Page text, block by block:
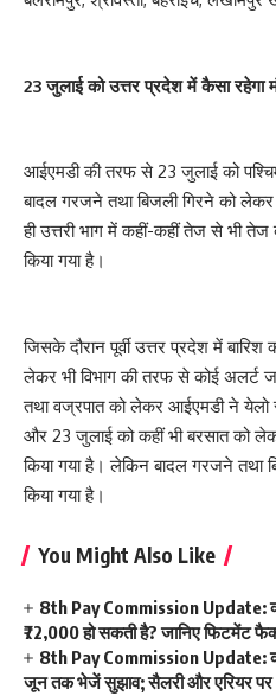
23 जुलाई को उत्तर प्रदेश में कैसा रहेगा
आईएमडी की तरफ से 23 जुलाई को
बादल गरजने तथा बिजली गिरने को
ही उत्तरी भाग में कहीं-कहीं तेज से भी
किया गया है।
जिसके दौरान पूर्वी उत्तर प्रदेश में
लेकर भी विभाग की तरफ से कोई अलर्ट
तथा वज्रपात को लेकर आईएमडी ने येलो
और 23 जुलाई को कहीं भी बरसात को
किया गया है। लेकिन बादल गरजने तथा
किया गया है।
You Might Also Like
8th Pay Commission Update:
₹72,000 हो सकती है? जानिए फिटमेंट
8th Pay Commission Update:
जून तक भेजें सुझाव; सैलरी और एरियर पर